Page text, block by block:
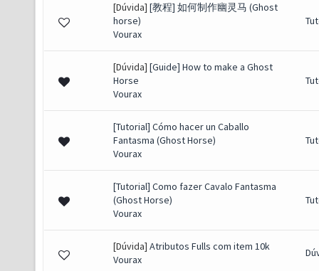
[Dúvida] [教程] 如何制作幽灵马 (Ghost
horse)
Vourax
[Dúvida] [Guide] How to make a Ghost
Horse
Vourax
[Tutorial] Cómo hacer un Caballo
Fantasma (Ghost Horse)
Vourax
[Tutorial] Como fazer Cavalo Fantasma
(Ghost Horse)
Vourax
[Dúvida] Atributos Fulls com item 10k
Vourax